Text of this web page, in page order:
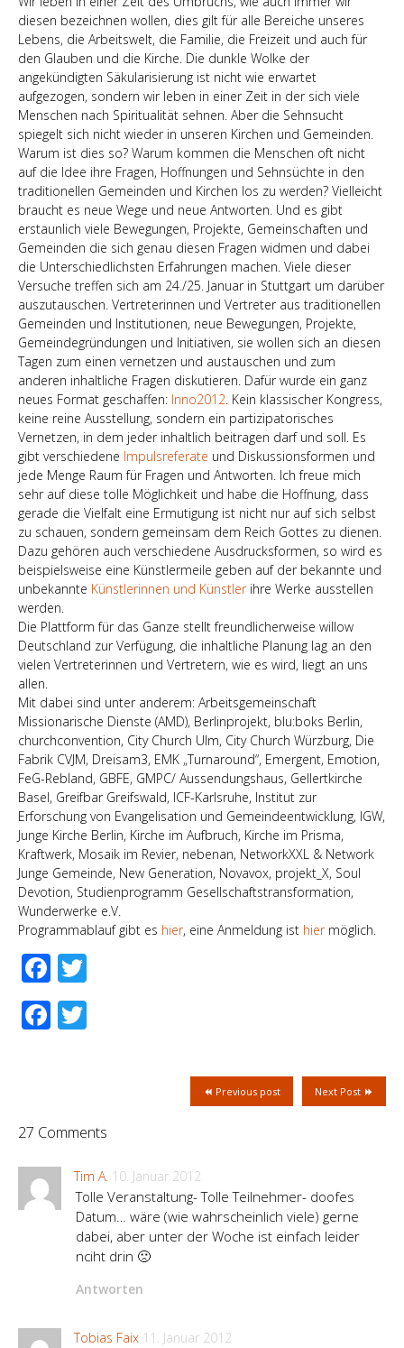
diesen bezeichnen wollen, dies gilt für alle Bereiche unseres
Lebens, die Arbeitswelt, die Familie, die Freizeit und auch für
den Glauben und die Kirche. Die dunkle Wolke der
angekündigten Säkularisierung ist nicht wie erwartet
aufgezogen, sondern wir leben in einer Zeit in der sich viele
Menschen nach Spiritualität sehnen. Aber die Sehnsucht
spiegelt sich nicht wieder in unseren Kirchen und Gemeinden.
Warum ist dies so? Warum kommen die Menschen oft nicht
auf die Idee ihre Fragen, Hoffnungen und Sehnsüchte in den
traditionellen Gemeinden und Kirchen los zu werden? Vielleicht
braucht es neue Wege und neue Antworten. Und es gibt
erstaunlich viele Bewegungen, Projekte, Gemeinschaften und
Gemeinden die sich genau diesen Fragen widmen und dabei
die Unterschiedlichsten Erfahrungen machen. Viele dieser
Versuche treffen sich am 24./25. Januar in Stuttgart um darüber
auszutauschen. Vertreterinnen und Vertreter aus traditionellen
Gemeinden und Institutionen, neue Bewegungen, Projekte,
Gemeindegründungen und Initiativen, sie wollen sich an diesen
Tagen zum einen vernetzen und austauschen und zum
anderen inhaltliche Fragen diskutieren. Dafür wurde ein ganz
neues Format geschaffen: Inno2012. Kein klassischer Kongress,
keine reine Ausstellung, sondern ein partizipatorisches
Vernetzen, in dem jeder inhaltlich beitragen darf und soll. Es
gibt verschiedene Impulsreferate und Diskussionsformen und
jede Menge Raum für Fragen und Antworten. Ich freue mich
sehr auf diese tolle Möglichkeit und habe die Hoffnung, dass
gerade die Vielfalt eine Ermutigung ist nicht nur auf sich selbst
zu schauen, sondern gemeinsam dem Reich Gottes zu dienen.
Dazu gehören auch verschiedene Ausdrucksformen, so wird es
beispielsweise eine Künstlermeile geben auf der bekannte und
unbekannte Künstlerinnen und Künstlerihre Werke ausstellen
werden.
Die Plattform für das Ganze stellt freundlicherweise willow
Deutschland zur Verfügung, die inhaltliche Planung lag an den
vielen Vertreterinnen und Vertretern, wie es wird, liegt an uns
allen.
Mit dabei sind unter anderem: Arbeitsgemeinschaft
Missionarische Dienste (AMD), Berlinprojekt, blu:boks Berlin,
churchconvention, City Church Ulm, City Church Würzburg, Die
Fabrik CVJM, Dreisam3, EMK „Turnaround“, Emergent, Emotion,
FeG-Rebland, GBFE, GMPC/ Aussendungshaus, Gellertkirche
Basel, Greifbar Greifswald, ICF-Karlsruhe, Institut zur
Erforschung von Evangelisation und Gemeindeentwicklung, IGW,
Junge Kirche Berlin, Kirche im Aufbruch, Kirche im Prisma,
Kraftwerk, Mosaik im Revier, nebenan, NetworkXXL & Network
Junge Gemeinde, New Generation, Novavox, projekt_X, Soul
Devotion, Studienprogramm Gesellschaftstransformation,
Wunderwerke e.V.
Programmablauf gibt es hier, eine Anmeldung ist hiermöglich.
Facebook
Facebook
Next Post
Previous post
27 Comments
Tim A. 10. Januar 2012
Tolle Veranstaltung- Tolle Teilnehmer- doofes
Datum… wäre (wie wahrscheinlich viele) gerne
dabei, aber unter der Woche ist einfach leider
nciht drin 🙁
Antworten
Tobias Faix 11. Januar 2012